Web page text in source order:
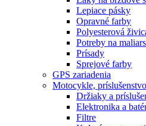
Lepiace pásky
Opravné farby
Polyesterová
Potreby na
Prísady
Sprejové farby
GPS zariadenia
Motocykle,
Držiaky a
Elektronika a
Filtre